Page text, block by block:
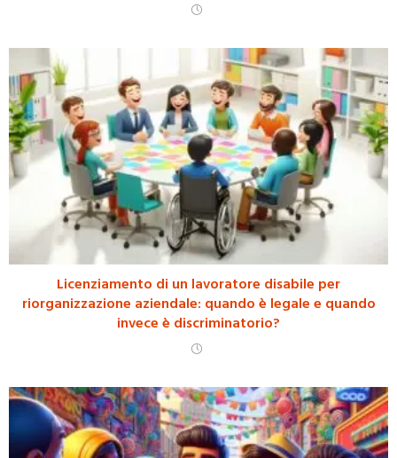
Licenziamento di un lavoratore disabile per
riorganizzazione aziendale: quando è legale e quando
invece è discriminatorio?